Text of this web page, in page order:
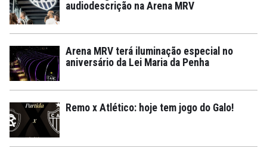
audiodescrição na Arena MRV
Arena MRV terá iluminação especial no
aniversário da Lei Maria da Penha
Remo x Atlético: hoje tem jogo do Galo!